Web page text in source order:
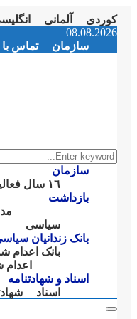
کوردی آلمانی
Facebook
Twitter
Instagram
Youtube
Email
Telegram
08.08.2026
سازمان
تماس با
Search
for:
سازمان
١٦ سال فعالیت KMMK
بازداشت
سیاسی
بانک زندانیان
بانک اعدام
اسناد و شهادتنامە
اسناد
Primary